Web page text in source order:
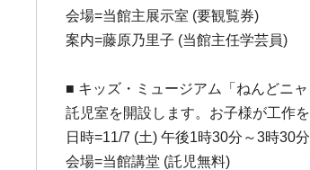
会場=当館主展示室 (要観覧券)
案内=藤原乃里子 (当館主任学芸員)
■ キッズ・ミュージアム「ねんどニャ
託児室を開設します。お子様が工作
日時=11/7 (土) 午後1時30分～3時30
会場=当館講堂 (託児無料)